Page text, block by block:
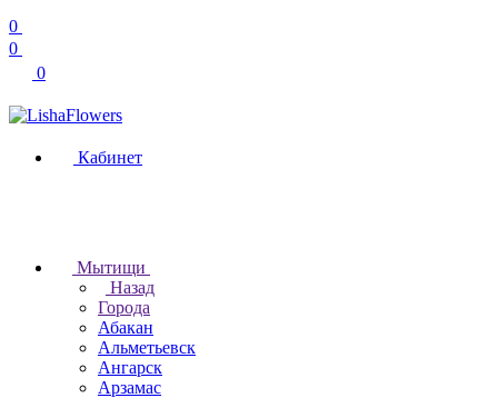
0
0
0
Кабинет
Мытищи
Назад
Города
Абакан
Альметьевск
Ангарск
Арзамас